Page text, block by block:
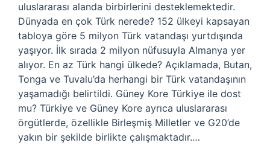
uluslararası alanda birbirlerini desteklemektedir.
Dünyada en çok Türk nerede? 152 ülkeyi kapsayan
tabloya göre 5 milyon Türk vatandaşı yurtdışında
yaşıyor. İlk sırada 2 milyon nüfusuyla Almanya yer
alıyor. En az Türk hangi ülkede? Açıklamada, Butan,
Tonga ve Tuvalu’da herhangi bir Türk vatandaşının
yaşamadığı belirtildi. Güney Kore Türkiye ile dost
mu? Türkiye ve Güney Kore ayrıca uluslararası
örgütlerde, özellikle Birleşmiş Milletler ve G20’de
yakın bir şekilde birlikte çalışmaktadır.…